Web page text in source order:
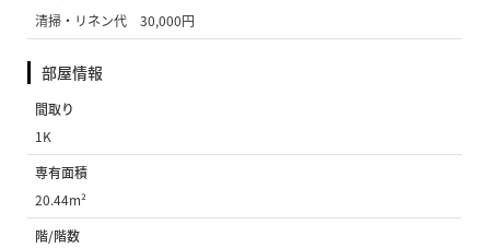
清掃・リネン代 30,000円
部屋情報
間取り
1K
専有面積
20.44m²
階/階数